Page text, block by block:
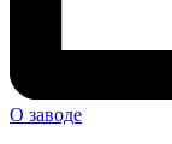
О заводе